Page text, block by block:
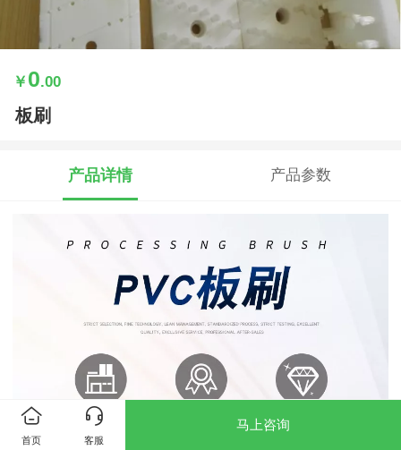
￥ 0.00
板刷
产品详情 产品参数
首页 客服
马上咨询